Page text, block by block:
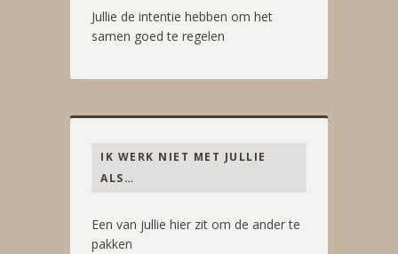
Jullie de intentie hebben om het
samen goed te regelen
IK WERK NIET MET JULLIE
ALS…
Een van jullie hier zit om de ander te
pakken